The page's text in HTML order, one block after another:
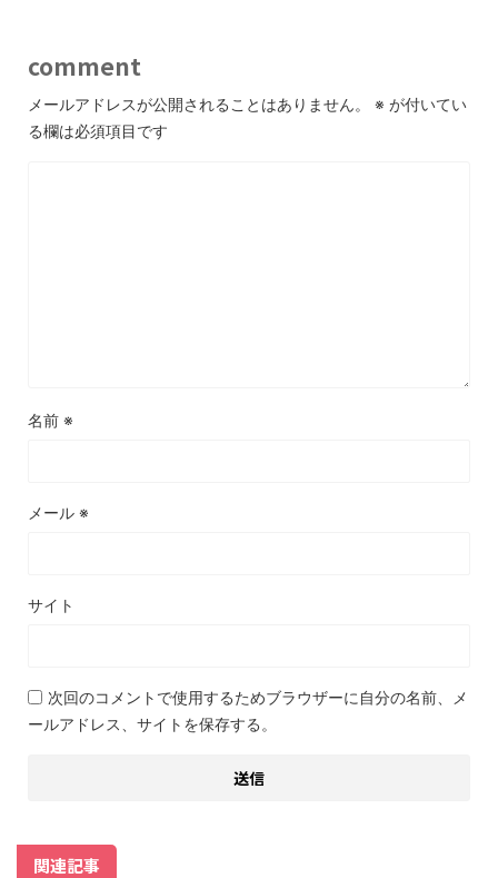
comment
メールアドレスが公開されることはありません。 ※ が付いてい
る欄は必須項目です
名前 ※
メール ※
サイト
次回のコメントで使用するためブラウザーに自分の名前、メ
ールアドレス、サイトを保存する。
関連記事